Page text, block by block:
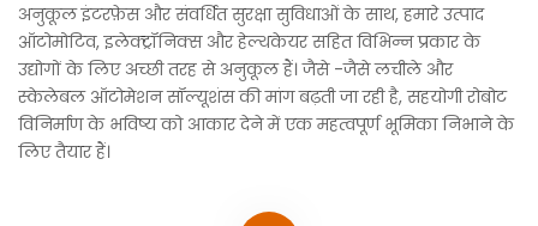
अनुकूल इंटरफ़ेस और संवर्धित सुरक्षा सुविधाओं के साथ, हमारे उत्पाद
ऑटोमोटिव, इलेक्ट्रॉनिक्स और हेल्थकेयर सहित विभिन्न प्रकार के
उद्योगों के लिए अच्छी तरह से अनुकूल हैं। जैसे -जैसे लचीले और
स्केलेबल ऑटोमेशन सॉल्यूशंस की मांग बढ़ती जा रही है, सहयोगी रोबोट
विनिर्माण के भविष्य को आकार देने में एक महत्वपूर्ण भूमिका निभाने के
लिए तैयार हैं।